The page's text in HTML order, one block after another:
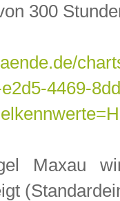
300
4469-
Maxau